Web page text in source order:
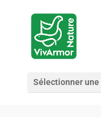
Sélectionner une